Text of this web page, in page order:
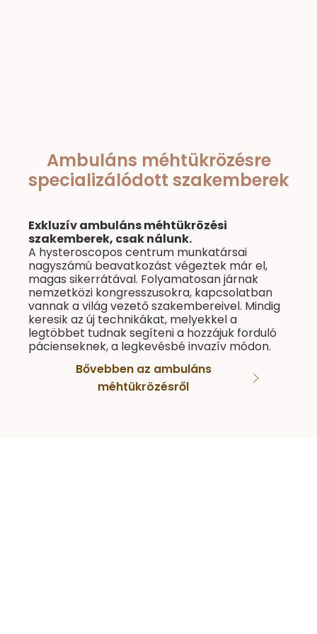
Ambuláns méhtükrözésre
specializálódott szakemberek
Exkluzív ambuláns méhtükrözési
szakemberek, csak nálunk.
A hysteroscopos centrum munkatársai
nagyszámú beavatkozást végeztek már el,
magas sikerrátával. Folyamatosan járnak
nemzetközi kongresszusokra, kapcsolatban
vannak a világ vezető szakembereivel. Mindig
keresik az új technikákat, melyekkel a
legtöbbet tudnak segíteni a hozzájuk forduló
pácienseknek, a legkevésbé invazív módon.
Bővebben az ambuláns
méhtükrözésről